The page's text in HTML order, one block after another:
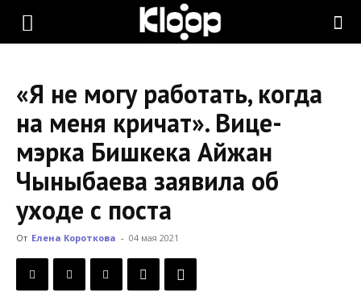
KLOOP.KG
Новости
Кыргызстана
«Я не могу работать, когда
на меня кричат». Вице-
мэрка Бишкека Айжан
Чыныбаева заявила об
уходе с поста
От Елена Короткова - 04 мая 2021